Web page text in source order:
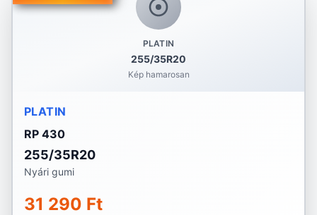
PLATIN
255/35R20
Kép hamarosan
PLATIN
RP 430
255/35R20
Nyári gumi
31 290 Ft